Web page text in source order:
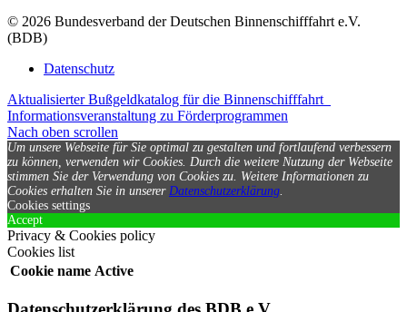
© 2026 Bundesverband der Deutschen Binnenschifffahrt e.V.
(BDB)
Datenschutz
Aktualisierter Bußgeldkatalog für die Binnenschifffahrt
Informationsveranstaltung zu Förderprogrammen
Nach oben scrollen
Um unsere Webseite für Sie optimal zu gestalten und fortlaufend verbessern
zu können, verwenden wir Cookies. Durch die weitere Nutzung der Webseite
stimmen Sie der Verwendung von Cookies zu. Weitere Informationen zu
Cookies erhalten Sie in unserer Datenschutzerklärung.
Cookies settings
Accept
Privacy & Cookies policy
Cookies list
Cookie name Active